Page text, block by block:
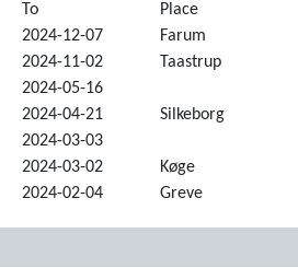
To Place
2024-12-07 Farum
2024-11-02 Taastrup
2024-05-16
2024-04-21 Silkeborg
2024-03-03
2024-03-02 Køge
2024-02-04 Greve